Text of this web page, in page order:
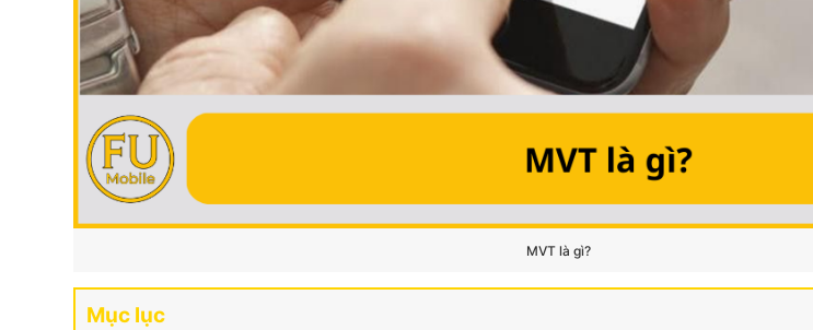
MVT là gì?
Mục lục